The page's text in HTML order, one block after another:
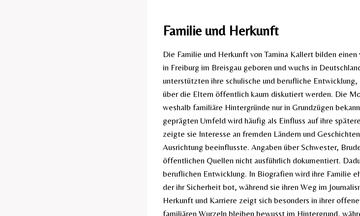
Familie und Herkunft
Die Familie und Herkunft von Tamina Kallert bilden
in Freiburg im Breisgau geboren und wuchs in
unterstützten ihre schulische und berufliche
über die Eltern öffentlich kaum diskutiert werden. Die
weshalb familiäre Hintergründe nur in Grundzügen
geprägten Umfeld wird häufig als Einfluss auf ihre
zeigte sie Interesse an fremden Ländern und
Ausrichtung beeinflusste. Angaben über Schwester,
öffentlichen Quellen nicht ausführlich dokumentiert.
beruflichen Entwicklung. In Biografien wird ihre Familie
der ihr Sicherheit bot, während sie ihren Weg im
Herkunft und Karriere zeigt sich besonders in ihrer
familiären Wurzeln bleiben bewusst im Hintergrund,